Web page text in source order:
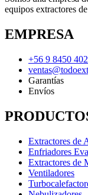
equipos extractores
EMPRESA
+56 9 8450
Garantías
Envíos
Extractores de
Enfriadores
Extractores de
Ventiladores